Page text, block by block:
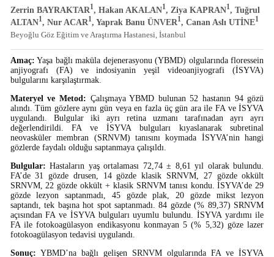
Zerrin BAYRAKTAR1, Hakan AKALAN1, Ziya KAPRAN1, Tuğrul
ALTAN1, Nur ACAR1, Yaprak Banu ÜNVER1, Canan Aslı UTİNE1
Beyoğlu Göz Eğitim ve Araştırma Hastanesi, İstanbul
Amaç: Yaşa bağlı maküla dejenerasyonu (YBMD) olgularında floressein
anjiyografı (FA) ve indosiyanin yeşil videoanjiyografi (İSYVA)
bulgularını karşılaştırmak.
Materyel ve Metod: Çalışmaya YBMD bulunan 52 hastanın 94 gözü
alındı. Tüm gözlere aynı gün veya en fazla üç gün ara ile FA ve İSYVA
uygulandı. Bulgular iki ayrı retina uzmanı tarafınadan ayrı ayrı
değerlendirildi. FA ve İSYVA bulguları kıyaslanarak subretinal
neovasküler membran (SRNVM) tanısını koymada İSYVA’nin hangi
gözlerde faydalı olduğu saptanmaya çalışıldı.
Bulgular: Hastaların yaş ortalaması 72,74 ± 8,61 yıl olarak bulundu.
FA’de 31 gözde drusen, 14 gözde klasik SRNVM, 27 gözde okkült
SRNVM, 22 gözde okkült + klasik SRNVM tanısı kondu. İSYVA’de 29
gözde lezyon saptanmadı, 45 gözde plak, 20 gözde mikst lezyon
saptandı, tek başına hot spot saptanmadı. 84 gözde (% 89,37) SRNVM
açısından FA ve İSYVA bulguları uyumlu bulundu. İSYVA yardımı ile
FA ile fotokoagülasyon endikasyonu konmayan 5 (% 5,32) göze lazer
fotokoagülasyon tedavisi uygulandı.
Sonuç: YBMD’na bağlı gelişen SRNVM olgularında FA ve İSYVA